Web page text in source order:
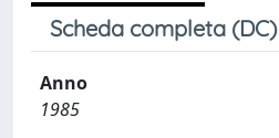
Scheda completa (DC)
Anno
1985